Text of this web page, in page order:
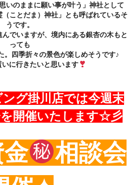
いのままに願い事が叶う」神社として
ことだま）神社」とも呼ばれているそ
うです。
でいますが、境内にある銀杏の木もと
っても
。四季折々の景色が楽しめそうです♪
いに行きたいと思います
グ掛川店では今週末
開催いたします☆彡
相談会